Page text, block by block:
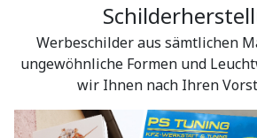
Werbeschilder aus sämtlichen
ungewöhnliche Formen und
wir Ihnen nach Ihren